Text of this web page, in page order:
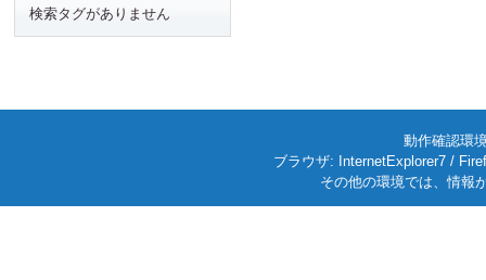
検索タグがありません
動作確認環
ブラウザ: InternetExplorer7 /
その他の環境では、情報